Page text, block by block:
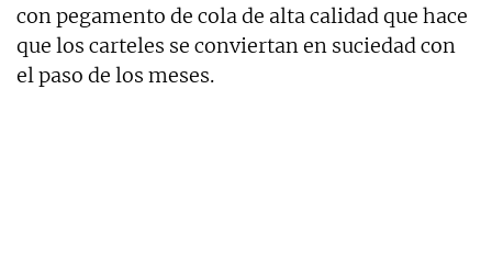
con pegamento de cola de alta calidad que hace
que los carteles se conviertan en suciedad con
el paso de los meses.